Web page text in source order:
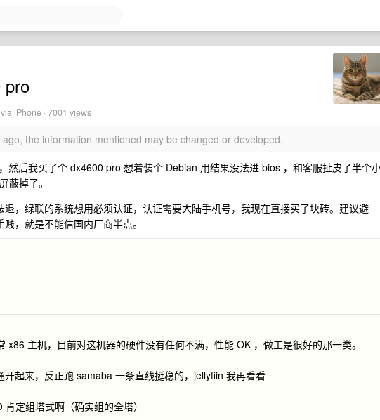
pro
via iPhone · 7001 views
the information mentioned may be changed or developed.
然后我买了个 dx4600 pro 想着装个 Debian 用结果没法进 bios ，和客服扯皮了半个
蔽掉了。
，绿联的系统想用必须认证，认证需要大陆手机号，我现在直接买了块砖。建议避
，就是不能信国内厂商半点。
x86 主机，目前对这机器的硬件没有任何不满，性能 OK ，做工是很好的那一类。
开起来，反正跑 samaba 一条直线挺稳的，jellyfiin 我再看看
定组塔式啊（确实组的全塔）